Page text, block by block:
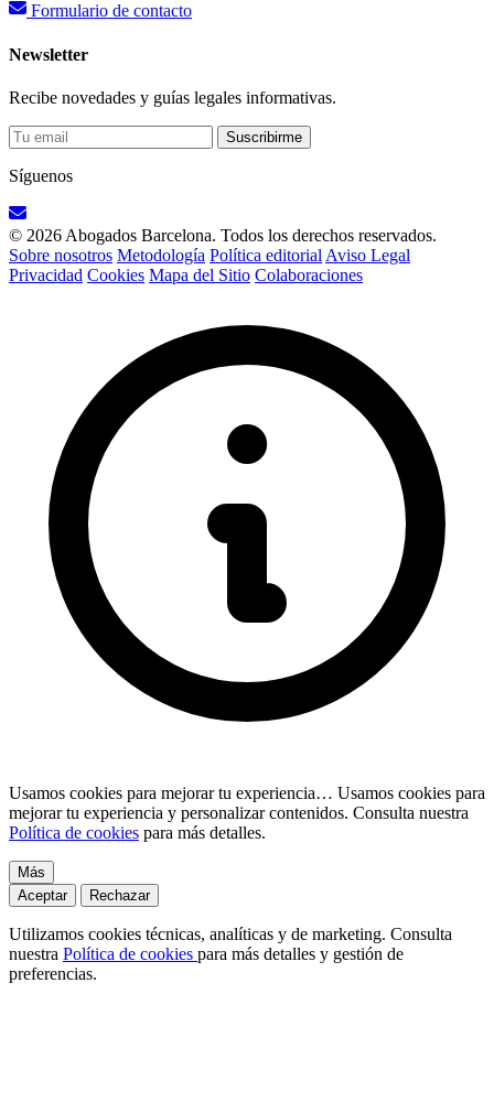
Formulario de contacto
Newsletter
Recibe novedades y guías legales informativas.
Suscribirme
Síguenos
© 2026 Abogados Barcelona. Todos los derechos reservados.
Sobre nosotros Metodología Política editorial Aviso Legal
Privacidad Cookies Mapa del Sitio Colaboraciones
Usamos cookies para mejorar tu experiencia… Usamos cookies para
mejorar tu experiencia y personalizar contenidos. Consulta nuestra
Política de cookies para más detalles.
Más
Aceptar
Rechazar
Utilizamos cookies técnicas, analíticas y de marketing. Consulta
nuestra Política de cookies para más detalles y gestión de
preferencias.